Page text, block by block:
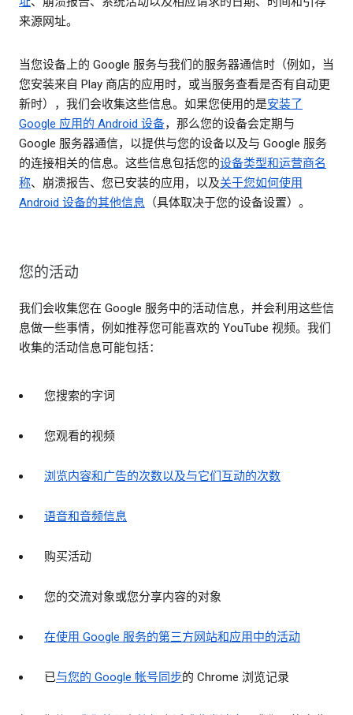
来源网址。
当您设备上的 Google 服务与我们的服务器通信时（例如，当
您安装来自 Play 商店的应用时，或当服务查看是否有自动更
新时），我们会收集这些信息。如果您使用的是安装了
Google 应用的 Android 设备，那么您的设备会定期与
Google 服务器通信，以提供与您的设备以及与 Google 服务
的连接相关的信息。这些信息包括您的设备类型和运营商名
称、崩溃报告、您已安装的应用，以及关于您如何使用
Android 设备的其他信息 （具体取决于您的设备设置）。
您的活动
我们会收集您在 Google 服务中的活动信息，并会利用这些信
息做一些事情，例如推荐您可能喜欢的 YouTube 视频。我们
收集的活动信息可能包括：
您搜索的字词
您观看的视频
浏览内容和广告的次数以及与它们互动的次数
语音和音频信息
购买活动
您的交流对象或您分享内容的对象
在使用 Google 服务的第三方网站和应用中的活动
已与您的 Google 帐号同步的 Chrome 浏览记录